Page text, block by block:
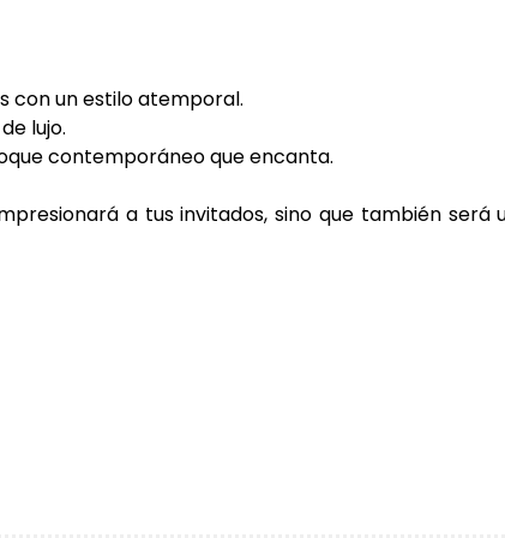
con un estilo atemporal.
lujo.
contemporáneo que encanta.
a tus invitados, sino que también será